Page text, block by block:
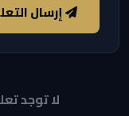
إرسال
لا توجد